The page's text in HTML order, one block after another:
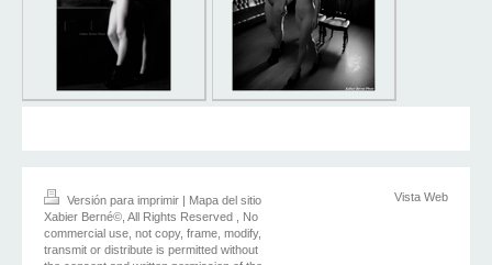
Versión para imprimir | Mapa del sitio
Xabier Berné©, All Rights Reserved , No
commercial use, not copy, frame, modify,
transmit or distribute is permitted without
Vista Web